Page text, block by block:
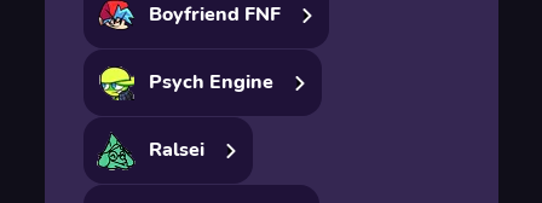
Boyfriend FNF
Psych Engine
Ralsei